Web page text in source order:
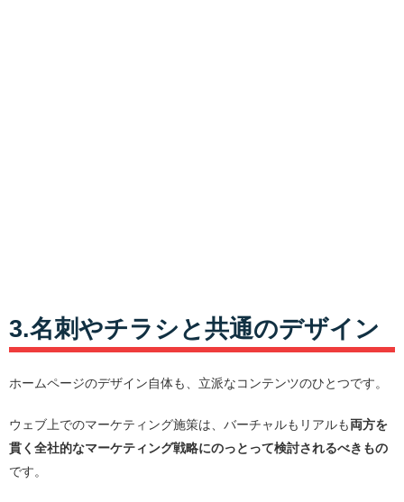
3.名刺やチラシと共通のデザイン
ホームページのデザイン自体も、立派なコンテンツのひとつです。
ウェブ上でのマーケティング施策は、バーチャルもリアルも両方を
貫く全社的なマーケティング戦略にのっとって検討されるべきもの
です。